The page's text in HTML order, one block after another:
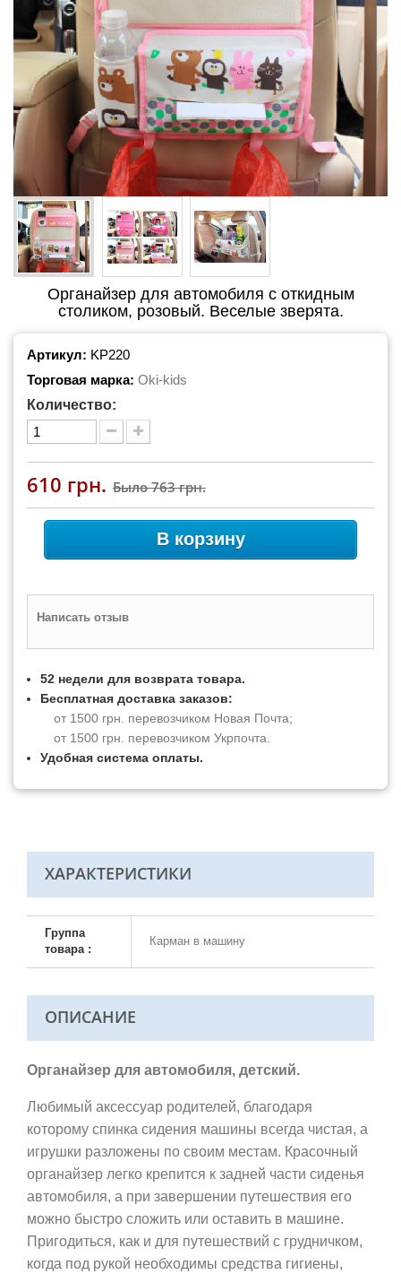
Органайзер для автомобиля с откидным
столиком, розовый. Веселые зверята.
Артикул: KP220
Торговая марка: Oki-kids
Количество:
610 грн. Было763 грн.
В корзину
Написать отзыв
52 недели для возврата товара.
Бесплатная доставка заказов:
от 1500 грн. перевозчиком Новая Почта;
от 1500 грн. перевозчиком Укрпочта.
Удобная система оплаты.
ХАРАКТЕРИСТИКИ
Группа
товара :
Карман в машину
ОПИСАНИЕ
Органайзер для автомобиля, детский.
Любимый аксессуар родителей, благодаря
которому спинка сидения машины всегда чистая, а
игрушки разложены по своим местам. Красочный
органайзер легко крепится к задней части сиденья
автомобиля, а при завершении путешествия его
можно быстро сложить или оставить в машине.
Пригодиться, как и для путешествий с грудничком,
когда под рукой необходимы средства гигиены,